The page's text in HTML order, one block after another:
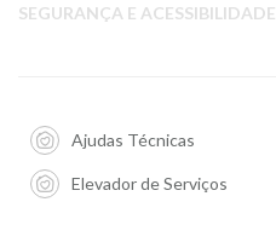
SEGURANÇA E ACESSIBILIDADE
Ajudas Técnicas
Elevador de Serviços